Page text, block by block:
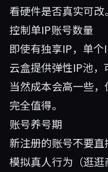
看硬件是否真实可改。
控制单IP账号数量
即使有独享IP，单
云盒提供弹性IP池，
当然成本会高一些，
完全值得。
账号养号期
新注册的账号不要
模拟真人行为（逛